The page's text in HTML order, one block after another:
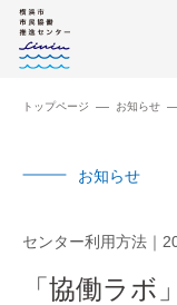
トップページ お知らせ
お知らせ
センター利用方法
「協働ラ